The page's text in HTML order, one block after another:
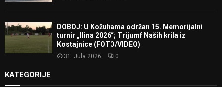
DOBOJ: U Kožuhama održan 15. Memorijalni
turnir „Ilina 2026“; Trijumf Naših krila iz
Kostajnice (FOTO/VIDEO)
31. Jula 2026. 0
KATEGORIJE